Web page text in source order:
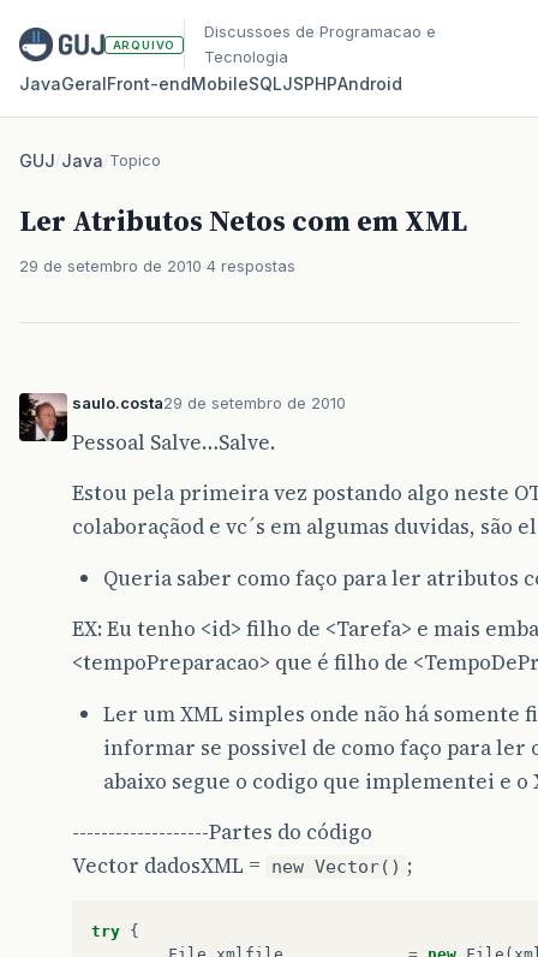
ARQUIVO
Discussoes de Programacao e
Tecnologia
JavaGeralFront‑endMobileSQLJSPHPAndroid
GUJ/Java/Topico
Ler Atributos Netos com em XML
29 de setembro de 2010 4 respostas
saulo.costa29 de setembro de 2010
Pessoal Salve…Salve.
Estou pela primeira vez postando algo neste
colaboraçãod e vc´s em algumas duvidas, são
Queria saber como faço para ler atributos
EX: Eu tenho <id> filho de <Tarefa> e mais
<tempoPreparacao> que é filho de
Ler um XML simples onde não há
informar se possivel de como faço para ler
abaixo segue o codigo que implementei e
-------------------Partes do código
Vector dadosXML =
new Vector() ;
try {